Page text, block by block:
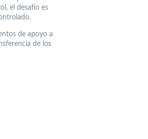
el desafío es
de apoyo a
de los